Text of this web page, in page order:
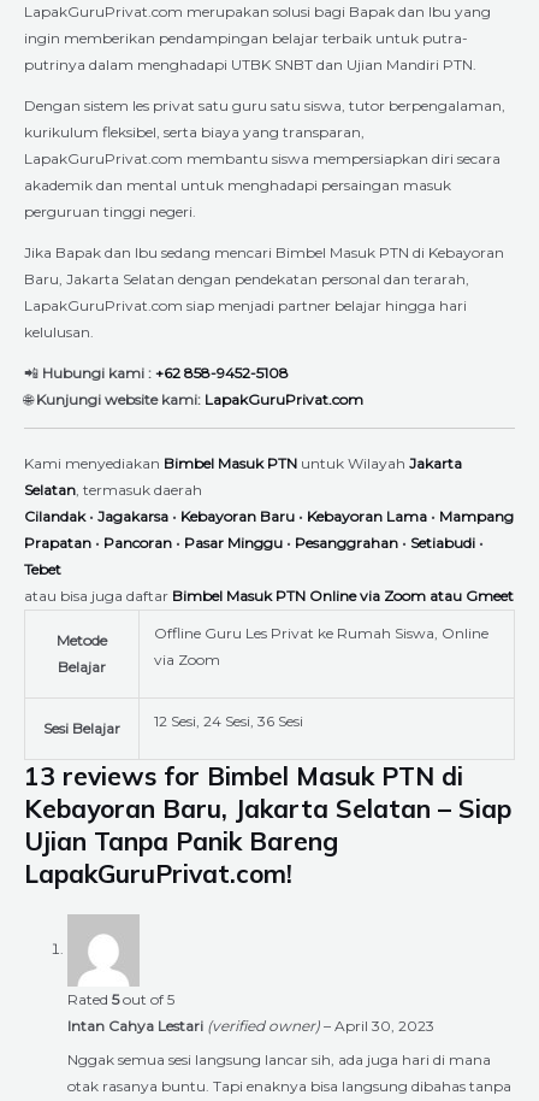
LapakGuruPrivat.com merupakan solusi bagi Bapak dan Ibu yang
ingin memberikan pendampingan belajar terbaik untuk putra-
putrinya dalam menghadapi UTBK SNBT dan Ujian Mandiri PTN.
Dengan sistem les privat satu guru satu siswa, tutor berpengalaman,
kurikulum fleksibel, serta biaya yang transparan,
LapakGuruPrivat.com membantu siswa mempersiapkan diri secara
akademik dan mental untuk menghadapi persaingan masuk
perguruan tinggi negeri.
Jika Bapak dan Ibu sedang mencari Bimbel Masuk PTN di Kebayoran
Baru, Jakarta Selatan dengan pendekatan personal dan terarah,
LapakGuruPrivat.com siap menjadi partner belajar hingga hari
kelulusan.
📲 Hubungi kami : +62 858-9452-5108
🌐Kunjungi website kami: LapakGuruPrivat.com
Kami menyediakan Bimbel Masuk PTN untuk Wilayah Jakarta
Selatan , termasuk daerah
Cilandak• Jagakarsa • Kebayoran Baru • Kebayoran Lama • Mampang
Prapatan • Pancoran • Pasar Minggu • Pesanggrahan • Setiabudi •
Tebet
atau bisa juga daftar Bimbel Masuk PTN Online via Zoom atau Gmeet
Metode
Belajar
Offline Guru Les Privat ke Rumah Siswa, Online
via Zoom
Sesi Belajar 12 Sesi, 24 Sesi, 36 Sesi
13 reviews for Bimbel Masuk PTN di
Kebayoran Baru, Jakarta Selatan – Siap
Ujian Tanpa Panik Bareng
LapakGuruPrivat.com!
Rated 5out of 5
Intan Cahya Lestari (verified owner) – April 30, 2023
Nggak semua sesi langsung lancar sih, ada juga hari di mana
otak rasanya buntu. Tapi enaknya bisa langsung dibahas tanpa